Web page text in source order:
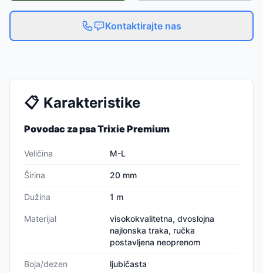
Kontaktirajte nas
📋 Karakteristike
Povodac za psa Trixie Premium
Veličina M-L
Širina 20 mm
Dužina 1 m
Materijal
visokokvalitetna, dvoslojna
najlonska traka, ručka
postavljena neoprenom
Boja/dezen ljubičasta